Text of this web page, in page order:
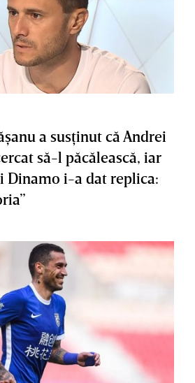
a susţinut că Andrei
să-l păcălească, iar
Dinamo i-a dat replica: